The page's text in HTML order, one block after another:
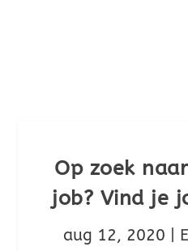
Op zoek
job? Vind je
aug 12, 2020